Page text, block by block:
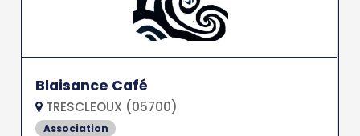
Blaisance Café
TRESCLEOUX (05700)
Association